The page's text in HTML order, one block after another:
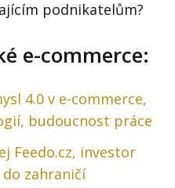
podnikatelům?
e-commerce:
4.0 v e-commerce,
budoucnost práce
Feedo.cz, investor
zahraničí